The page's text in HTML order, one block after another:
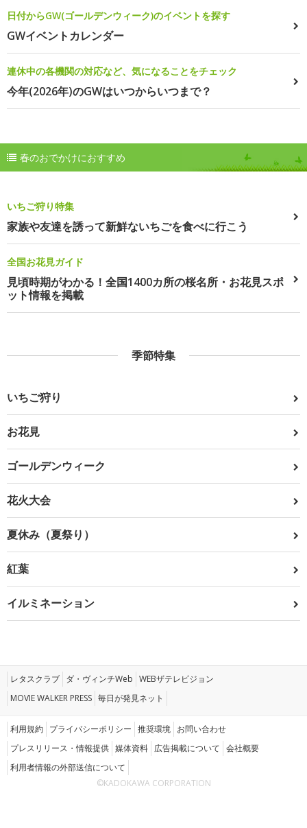
日付からGW(ゴールデンウィーク)のイベントを探す
GWイベントカレンダー
連休中の各機関の対応など、気になることをチェック
今年(2026年)のGWはいつからいつまで？
春のおでかけにおすすめ
いちご狩り特集
家族や友達を誘って新鮮ないちごを食べに行こう
全国お花見ガイド
見頃時期がわかる！全国1400カ所の桜名所・お花見スポ
ット情報を掲載
季節特集
いちご狩り
お花見
ゴールデンウィーク
花火大会
夏休み（夏祭り）
紅葉
イルミネーション
レタスクラブ ダ・ヴィンチWeb WEBザテレビジョン
MOVIE WALKER PRESS 毎日が発見ネット
利用規約 プライバシーポリシー 推奨環境 お問い合わせ
プレスリリース・情報提供 媒体資料 広告掲載について 会社概要
利用者情報の外部送信について
©KADOKAWA CORPORATION